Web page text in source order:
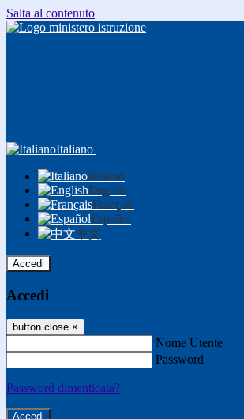
Salta al contenuto
Italiano
Italiano
English
Français
Español
中文
Accedi
Accedi
button close ×
Nome Utente
Password
Password dimenticata?